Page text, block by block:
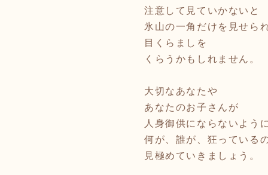
注意して見ていかないと
氷山の一角だけを見せら
目くらましを
くらうかもしれません。
大切なあなたや
あなたのお子さんが
人身御供にならないように
何が、誰が、狂っている
見極めていきましょう。